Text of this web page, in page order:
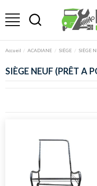
Accueil ACADIANE SIÈGE SIÈGE
SIÈGE NEUF (PRÊT A